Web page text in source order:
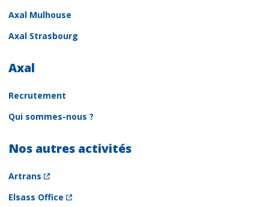
Axal Mulhouse
Axal Strasbourg
Axal
Recrutement
Qui sommes-nous ?
Nos autres activités
Artrans
Elsass Office